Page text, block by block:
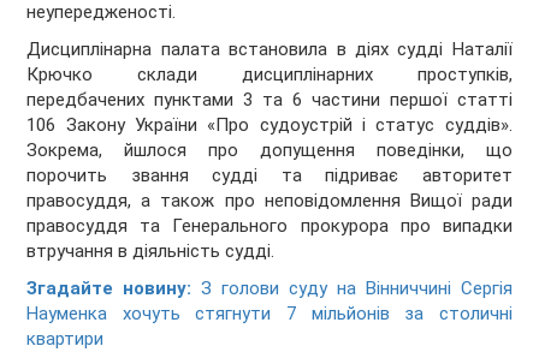
неупередженості.
Дисциплінарна палата встановила в діях судді Наталії
Крючко склади дисциплінарних проступків,
передбачених пунктами 3 та 6 частини першої статті
106 Закону України «Про судоустрій і статус суддів».
Зокрема, йшлося про допущення поведінки, що
порочить звання судді та підриває авторитет
правосуддя, а також про неповідомлення Вищої ради
правосуддя та Генерального прокурора про випадки
втручання в діяльність судді.
Згадайте новину:З голови суду на Вінниччині Сергія
Науменка хочуть стягнути 7 мільйонів за столичні
квартири